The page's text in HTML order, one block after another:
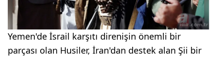
Yemen'de İsrail karşıtı direnişin önemli bir
parçası olan Husiler, İran'dan destek alan Şii bir